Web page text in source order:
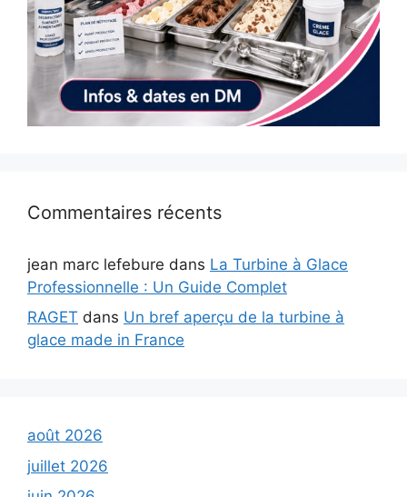
Commentaires récents
jean marc lefebure dans La Turbine à Glace
Professionnelle : Un Guide Complet
RAGET dans Un bref aperçu de la turbine à
glace made in France
août 2026
juillet 2026